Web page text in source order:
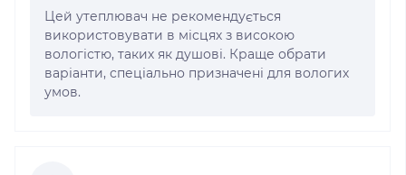
Цей утеплювач не рекомендується
використовувати в місцях з високою
вологістю, таких як душові. Краще обрати
варіанти, спеціально призначені для вологих
умов.